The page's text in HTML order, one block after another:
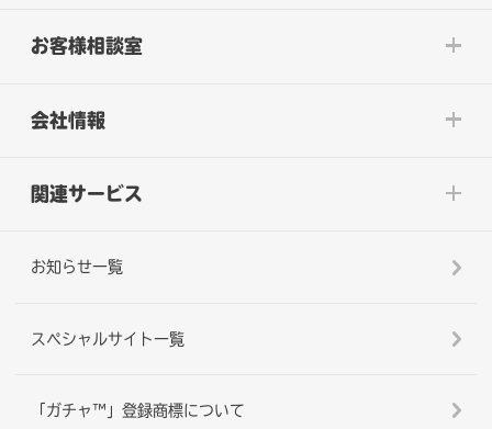
お客様相談室
会社情報
関連サービス
お知らせ一覧
スペシャルサイト一覧
「ガチャ™」登録商標について